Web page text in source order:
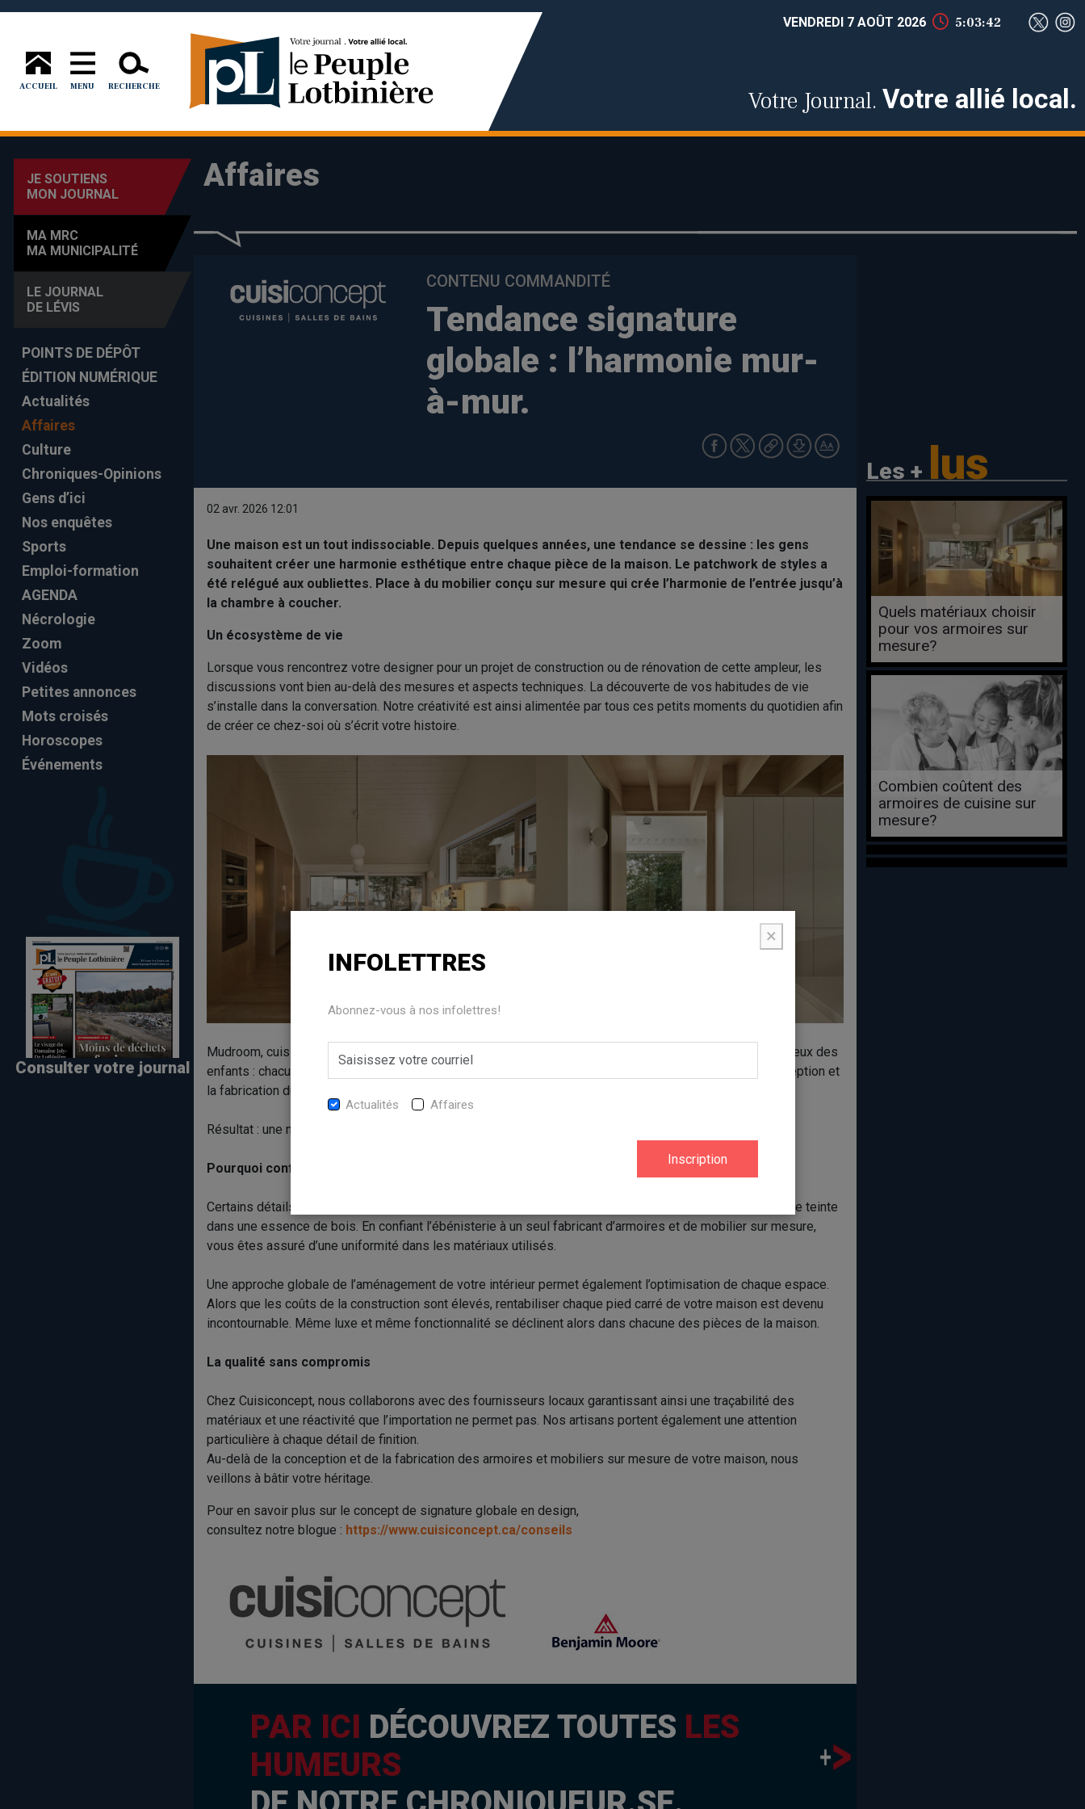
ACCUEIL MENU RECHERCHE
VENDREDI 7 AOÛT 2026 5:03:43
Votre Journal. Votre allié local.
JE SOUTIENS
MON JOURNAL
MA MRC
MA MUNICIPALITÉ
LE JOURNAL
DE LÉVIS
POINTS DE DÉPÔT
ÉDITION NUMÉRIQUE
Actualités
Affaires
Culture
Chroniques-Opinions
Gens d’ici
Nos enquêtes
Sports
Emploi-formation
AGENDA
Nécrologie
Zoom
Vidéos
Petites annonces
Mots croisés
Horoscopes
Événements
Consulter votre journal
Affaires
CONTENU COMMANDITÉ
Tendance signature
globale : l’harmonie mur-
à-mur.
Les + lus
02 avr. 2026 12:01
Une maison est un tout indissociable. Depuis quelques années, une tendance se dessine : les gens
souhaitent créer une harmonie esthétique entre chaque pièce de la maison. Le patchwork de styles a
été relégué aux oubliettes. Place à du mobilier conçu sur mesure qui crée l’harmonie de l’entrée jusqu’à
la chambre à coucher.
Un écosystème de vie
Lorsque vous rencontrez votre designer pour un projet de construction ou de rénovation de cette ampleur, les
discussions vont bien au-delà des mesures et aspects techniques. La découverte de vos habitudes de vie
s’installe dans la conversation. Notre créativité est ainsi alimentée par tous ces petits moments du quotidien afin
de créer ce chez-soi où s’écrit votre histoire.
Mudroom, cuisine, arrière-cuisine, salle d’eau, salle de bain des maîtres, salle de lavage, salon, salle de jeux des
enfants : chacune de ces pièces reprend des éléments, telles les matières et les couleurs dans la conception et
la fabrication du mobilier sur mesure.
Résultat : une maison d’un chic fou!
Pourquoi confier l’ensemble de l’ébénisterie de votre maison à une seule firme?
Certains détails sont peu visibles à l’œil nu, mais se ressentent. Par exemple, les subtiles différences de teinte
dans une essence de bois. En confiant l’ébénisterie à un seul fabricant d’armoires et de mobilier sur mesure,
vous êtes assuré d’une uniformité dans les matériaux utilisés.
Une approche globale de l’aménagement de votre intérieur permet également l’optimisation de chaque espace.
Alors que les coûts de la construction sont élevés, rentabiliser chaque pied carré de votre maison est devenu
incontournable. Même luxe et même fonctionnalité se déclinent alors dans chacune des pièces de la maison.
La qualité sans compromis
Chez Cuisiconcept, nous collaborons avec des fournisseurs locaux garantissant ainsi une traçabilité des
matériaux et une réactivité que l’importation ne permet pas. Nos artisans portent également une attention
particulière à chaque détail de finition.
Au-delà de la conception et de la fabrication des armoires et mobiliers sur mesure de votre maison, nous
veillons à bâtir votre héritage.
Pour en savoir plus sur le concept de signature globale en design,
consultez notre blogue : https://www.cuisiconcept.ca/conseils
PAR ICI DÉCOUVREZ TOUTES LES
HUMEURS
Quels matériaux choisir
pour vos armoires sur
mesure?
Combien coûtent des
armoires de cuisine sur
mesure?
INFOLETTRES
×
Abonnez-vous à nos infolettres!
Actualités Affaires